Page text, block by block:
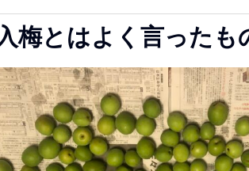
梅とはよく言ったも